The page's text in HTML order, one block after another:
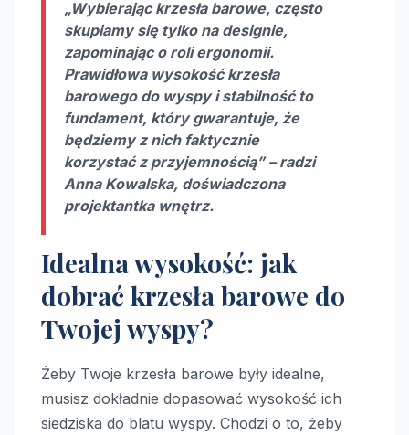
„Wybierając krzesła barowe, często
skupiamy się tylko na designie,
zapominając o roli ergonomii.
Prawidłowa wysokość krzesła
barowego do wyspyi stabilność to
fundament, który gwarantuje, że
będziemy z nich faktycznie
korzystać z przyjemnością” – radzi
Anna Kowalska, doświadczona
projektantka wnętrz.
Idealna wysokość: jak
dobrać krzesła barowe do
Twojej wyspy?
Żeby Twoje krzesła barowe były idealne,
musisz dokładnie dopasować wysokość ich
siedziska do blatu wyspy. Chodzi o to, żeby